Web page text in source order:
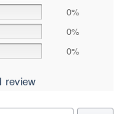
0%
0%
0%
review